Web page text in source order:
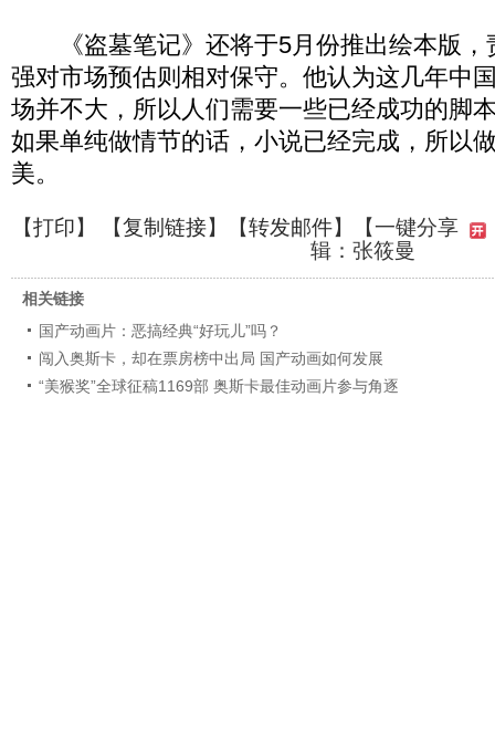
《盗墓笔记》还将于5月份推出绘本版，
强对市场预估则相对保守。他认为这几年中
场并不大，所以人们需要一些已经成功的脚
如果单纯做情节的话，小说已经完成，所以
美。
【打印】 【复制链接】【转发邮件】
【一键分享
辑：张筱曼
相关链接
国产动画片：恶搞经典“好玩儿”吗？
闯入奥斯卡，却在票房榜中出局 国产动画如何发展
“美猴奖”全球征稿1169部 奥斯卡最佳动画片参与角逐